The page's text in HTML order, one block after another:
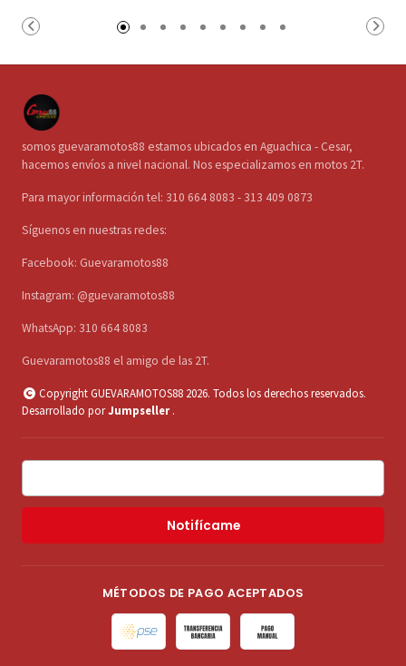
somos guevaramotos88 estamos ubicados en Aguachica - Cesar,
hacemos envíos a nivel nacional. Nos especializamos en motos 2T.
Para mayor información tel: 310 664 8083 - 313 409 0873
Síguenos en nuestras redes:
Facebook: Guevaramotos88
Instagram: @guevaramotos88
WhatsApp: 310 664 8083
Guevaramotos88 el amigo de las 2T.
Copyright GUEVARAMOTOS88 2026. Todos los derechos reservados.
Desarrollado porJumpseller .
Notifícame
MÉTODOS DE PAGO ACEPTADOS